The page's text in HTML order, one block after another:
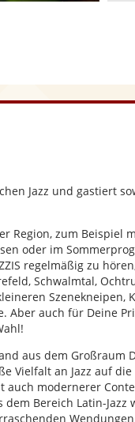
Jazz und gastiert
Region, zum Beispiel
oder im
regelmäßig zu
Schwalmtal,
Szenekneipen,
Aber auch für Deine
aus dem
Vielfalt an Jazz auf
modernerer
Bereich Latin-